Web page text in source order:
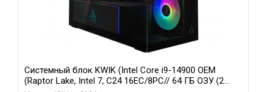
Системный блок KWIK (Intel Core i9-14900 OEM
(Raptor Lake, Intel 7, C24 16EC/8PC// 64 ГБ ОЗУ (2